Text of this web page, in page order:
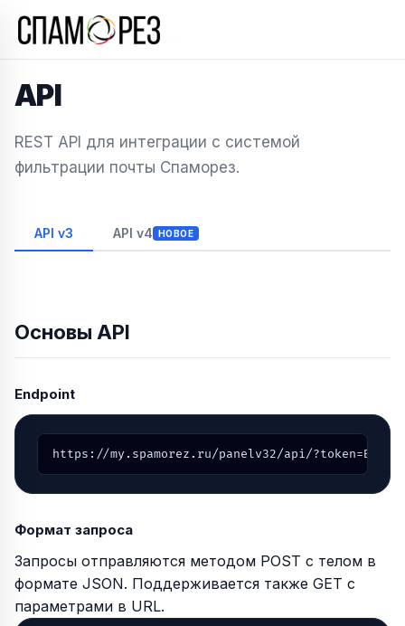
Главная→Документация→
API
REST API для интеграции с системой
фильтрации почты Спаморез.
API v3 API v4 НОВОЕ
Основы API
Endpoint
https://my.spamorez.ru/panelv32/api/
Формат запроса
Запросы отправляются методом POST с телом в
формате JSON. Поддерживается также GET с
параметрами в URL.